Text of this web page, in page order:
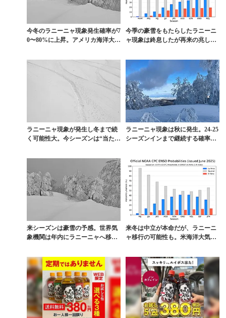
今冬のラニーニャ現象発生確率が7
0〜80%に上昇。アメリカ海洋大気
今季の豪雪をもたらしたラニーニ
ャ現象は終息したが再来の兆し
ラニーニャ現象が発生し冬まで続
く可能性大。今シーズンは“当たり
ラニーニャ現象は秋に発生。24-25
シーズンインまで継続する確率は7
来シーズンは豪雪の予感。世界気
象機関は年内にラニーニャへ移行
来冬は中立が本命だが、ラニーニ
ャ移行の可能性も。米海洋大気庁